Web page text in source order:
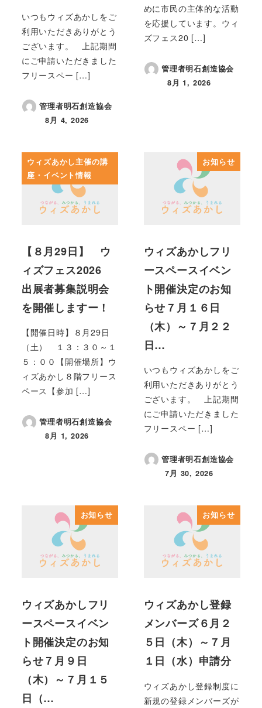
いつもウィズあかしをご
利用いただきありがとう
ございます。 上記期間
にご申請いただきました
フリースペー […]
管理者明石創造協会
投稿日
8月 4, 2026
めに市民の主体的な活動
を応援しています。ウィ
ズフェス20 […]
管理者明石創造協会
投稿日
8月 1, 2026
ウィズあかし主催の講
座・イベント情報
【８月29日】 ウ
ィズフェス2026
出展者募集説明会
を開催しますー！
【開催日時】８月29日
（土） １３：３０～１
５：００【開催場所】ウ
ィズあかし８階フリース
ペース【参加 […]
管理者明石創造協会
投稿日
8月 1, 2026
お知らせ
ウィズあかしフリ
ースペースイベン
ト開催決定のお知
らせ７月１６日
（木）～７月２２
日…
いつもウィズあかしをご
利用いただきありがとう
ございます。 上記期間
にご申請いただきました
フリースペー […]
管理者明石創造協会
投稿日
7月 30, 2026
お知らせ
ウィズあかしフリ
ースペースイベン
ト開催決定のお知
らせ７月９日
（木）～７月１５
日（…
お知らせ
ウィズあかし登録
メンバーズ６月２
５日（木）～７月
１日（水）申請分
ウィズあかし登録制度に
新規の登録メンバーズが